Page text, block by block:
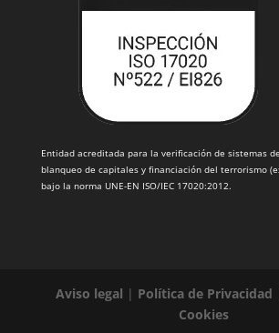
Entidad acreditada para la verificación de sistemas
blanqueo de capitales y financiación del terrorismo
bajo la norma UNE-EN ISO/IEC 17020:2012.
Aviso legal | Política de Privacidad
Cookies